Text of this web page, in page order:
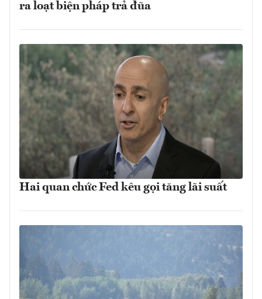
ra loạt biện pháp trả đũa
Hai quan chức Fed kêu gọi tăng lãi suất